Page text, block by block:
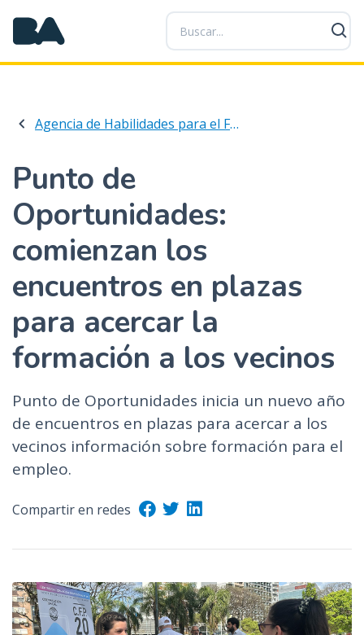
P
a
s
a
l
t
e
n
i
d
p
r
c
i
p
Agencia de Habilidades para el Futuro
Punto de
Oportunidades:
comienzan los
encuentros en plazas
para acercar la
formación a los vecinos
Punto de Oportunidades inicia un nuevo año
de encuentros en plazas para acercar a los
vecinos información sobre formación para el
empleo.
Compartir en redes